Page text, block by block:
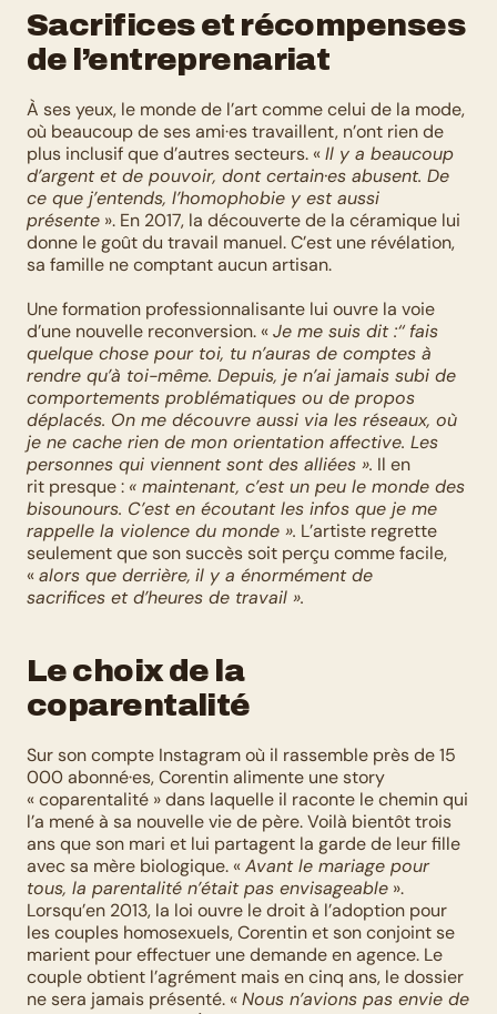
Sacrifices et récompenses
de l’entreprenariat
À ses yeux, le monde de l’art comme celui de la mode,
où beaucoup de ses ami·es travaillent, n’ont rien de
plus inclusif que d’autres secteurs. « Il y a beaucoup
d’argent et de pouvoir, dont certain·es abusent. De
ce que j’entends, l’homophobie y est aussi
présente ». En 2017, la découverte de la céramique lui
donne le goût du travail manuel. C’est une révélation,
sa famille ne comptant aucun artisan.
Une formation professionnalisante lui ouvre la voie
d’une nouvelle reconversion. « Je me suis dit :‘‘ fais
quelque chose pour toi, tu n’auras de comptes à
rendre qu’à toi-même. Depuis, je n’ai jamais subi de
comportements problématiques ou de propos
déplacés. On me découvre aussi via les réseaux, où
je ne cache rien de mon orientation affective. Les
personnes qui viennent sont des alliées ». Il en
rit presque : « maintenant, c’est un peu le monde des
bisounours. C’est en écoutant les infos que je me
rappelle la violence du monde ». L’artiste regrette
seulement que son succès soit perçu comme facile,
« alors que derrière, il y a énormément de
sacrifices et d’heures de travail ».
Le choix de la
coparentalité
Sur son compte Instagram où il rassemble près de 15
000 abonné·es, Corentin alimente une story
« coparentalité » dans laquelle il raconte le chemin qui
l’a mené à sa nouvelle vie de père. Voilà bientôt trois
ans que son mari et lui partagent la garde de leur fille
avec sa mère biologique. « Avant le mariage pour
tous, la parentalité n’était pas envisageable ».
Lorsqu’en 2013, la loi ouvre le droit à l’adoption pour
les couples homosexuels, Corentin et son conjoint se
marient pour effectuer une demande en agence. Le
couple obtient l’agrément mais en cinq ans, le dossier
ne sera jamais présenté. « Nous n’avions pas envie de